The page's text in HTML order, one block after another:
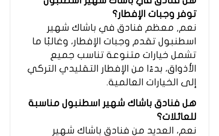
توفر وجبات الإفطار؟
نعم, معظم فنادق في باشاك شهير
اسطنبول تقدم وجبات الإفطار، وغالبًا ما
تشمل خيارات متنوعة تناسب جميع
الأذواق، بدءًا من الإفطار التقليدي التركي
إلى الخيارات العالمية.
هل فنادق باشاك شهير اسطنبول مناسبة
للعائلات؟
نعم، العديد من فنادق باشاك شهير